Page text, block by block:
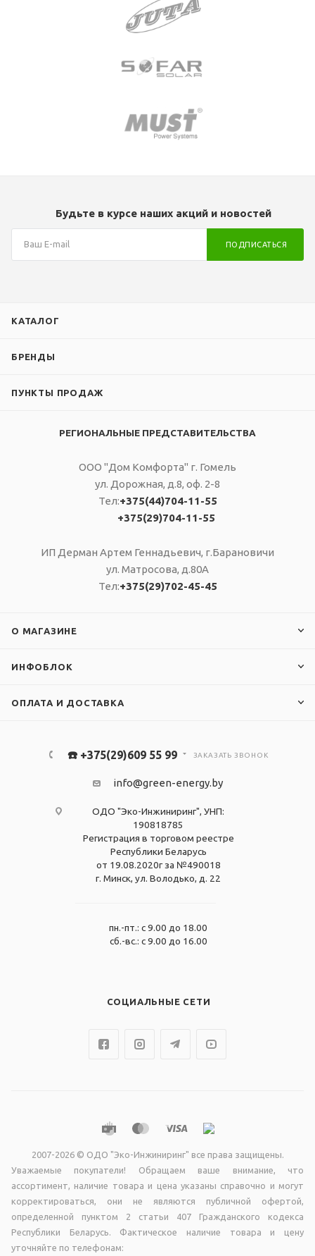
Будьте в курсе наших акций и новостей
ПОДПИСАТЬСЯ
КАТАЛОГ
БРЕНДЫ
ПУНКТЫ ПРОДАЖ
РЕГИОНАЛЬНЫЕ ПРЕДСТАВИТЕЛЬСТВА
ООО "Дом Комфорта" г. Гомель
ул. Дорожная, д.8, оф. 2-8
Тел:+375(44)704-11-55
+375(29)704-11-55
ИП Дерман Артем Геннадьевич, г.Барановичи
ул. Матросова, д.80А
Тел:+375(29)702-45-45
О МАГАЗИНЕ
ИНФОБЛОК
ОПЛАТА И ДОСТАВКА
☎️ +375(29)609 55 99 ЗАКАЗАТЬ ЗВОНОК
info@green-energy.by
ОДО "Эко-Инжиниринг", УНП:
190818785
Регистрация в торговом реестре
Республики Беларусь
от 19.08.2020г за №490018
г. Минск, ул. Володько, д. 22
пн.-пт.: с 9.00 до 18.00
сб.-вс.: с 9.00 до 16.00
СОЦИАЛЬНЫЕ СЕТИ
2007-2026 © ОДО "Эко-Инжиниринг" все права защищены.
Уважаемые покупатели! Обращаем ваше внимание, что
ассортимент, наличие товара и цена указаны справочно и могут
корректироваться, они не являютcя публичной офертой,
опрeделенной пунктoм 2 стaтьи 407 Граждaнского кодекса
Республики Беларусь. Фактическое наличие товара и цену
уточняйте по телефонам: